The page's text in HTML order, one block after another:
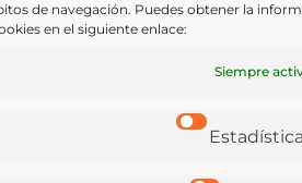
de navegación. Puedes obtener la
en el siguiente enlace:
Siempre
Ir a versión electrónica